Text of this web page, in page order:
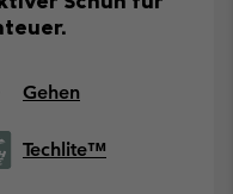
Gehen
Techlite™